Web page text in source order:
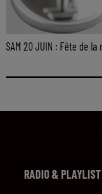
SAM 20 JUIN : Fête de
RADIO & PLAYLIST